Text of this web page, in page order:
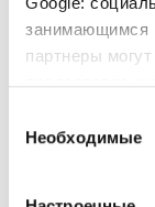
занимающимся
партнеры
вами их
согласия
Необходимые
СДЕЛАНО В